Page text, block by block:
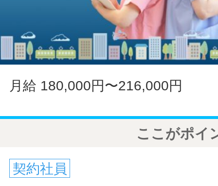
月給 180,000円〜216,000円
ここがポイ
契約社員